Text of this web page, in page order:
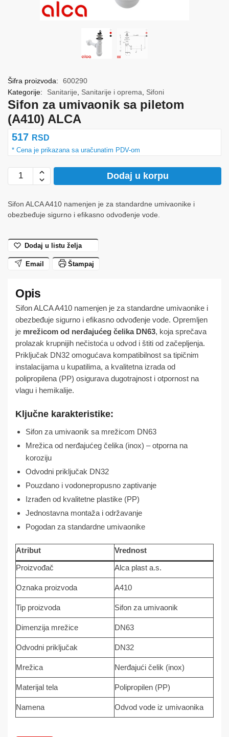
Sifon za umivaonik sa piletom
(A410) ALCA
517 RSD
Sifon ALCA A410 namenjen je za standardne umivaonike i
obezbeđuje sigurno i efikasno odvođenje vode.
Sifon
za
sa
ALCA
količina
Dodaj u korpu
Šifra proizvoda:
600290
Kategorije:
Sanitarije Sanitarije i oprema Sifoni
Dodaj u listu želja
Email Štampaj
Sifon ALCA A410 namenjen je za standardne umivaonike i
obezbeđuje sigurno i efikasno odvođenje vode. Opremljen
je mrežicom od nerđajućeg čelika DN63, koja sprečava
prolazak krupnijih nečistoća u odvod i štiti od začepljenja.
Priključak DN32 omogućava kompatibilnost sa tipičnim
instalacijama u kupatilima, a kvalitetna izrada od
polipropilena (PP) osigurava dugotrajnost i otpornost na
vlagu i hemikalije.
Ključne karakteristike:
Sifon za umivaonik sa mrežicom DN63
Mrežica od nerđajućeg čelika (inox) – otporna na
koroziju
Odvodni priključak DN32
Pouzdano i vodonepropusno zaptivanje
Izrađen od kvalitetne plastike (PP)
Jednostavna montaža i održavanje
Pogodan za standardne umivaonike
Atribut
Vrednost
Proizvođač
Alca plast a.s.
Oznaka proizvoda A410
Tip proizvoda Sifon za umivaonik
Dimenzija mrežice DN63
Odvodni priključak DN32
Mrežica Nerđajući čelik (inox)
Materijal tela Polipropilen (PP)
Namena Odvod vode iz umivaonika